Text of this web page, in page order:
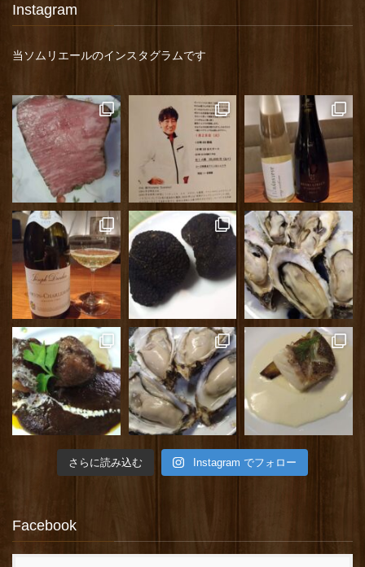
Instagram
当ソムリエールのインスタグラムです
さらに読み込む Instagram でフォロー
Facebook